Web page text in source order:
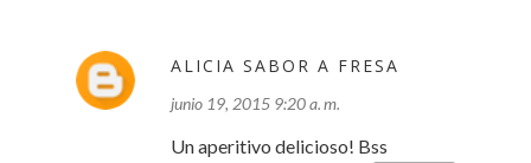
ALICIA SABOR A FRESA
junio 19, 2015 9:20 a. m.
Un aperitivo delicioso! Bss